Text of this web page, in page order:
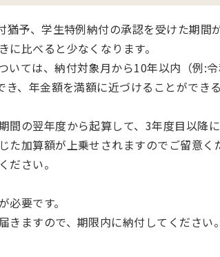
予、学生特例納付の承認を受けた期間
に比べると少なくなります。
いては、納付対象月から10年以内（例:
、年金額を満額に近づけることができ
間の翌年度から起算して、3年度目以降
た加算額が上乗せされますのでご留意く
ださい。
要です。
ますので、期限内に納付してください。